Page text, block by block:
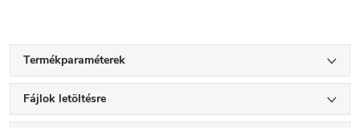
Termékparaméterek
Fájlok letöltésre